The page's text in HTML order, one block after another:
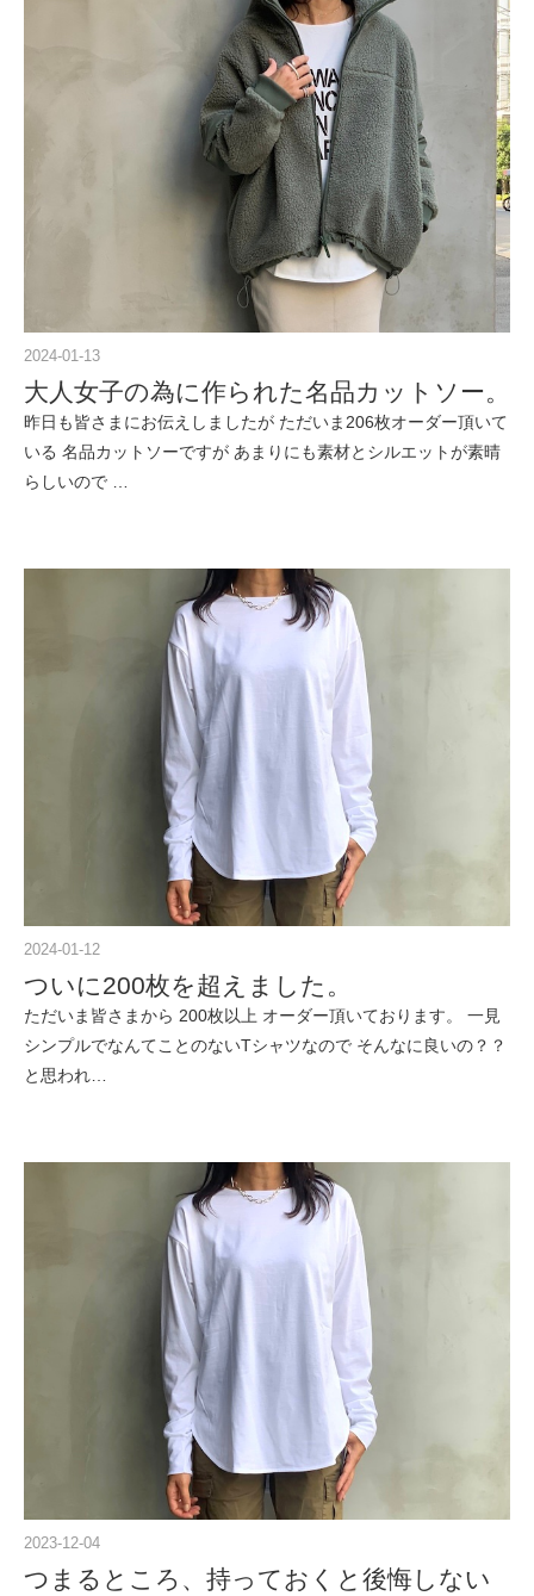
2024-01-13
大人女子の為に作られた名品カットソー。
昨日も皆さまにお伝えしましたが ただいま206枚オーダー頂いて
いる 名品カットソーですが あまりにも素材とシルエットが素晴
らしいので …
2024-01-12
ついに200枚を超えました。
ただいま皆さまから 200枚以上 オーダー頂いております。 一見
シンプルでなんてことのないTシャツなので そんなに良いの？？
と思われ…
2023-12-04
つまるところ、持っておくと後悔しない